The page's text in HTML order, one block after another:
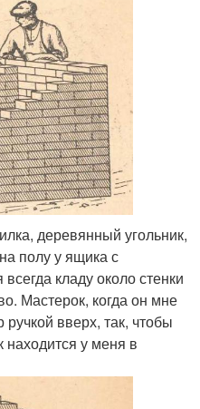
деревянный угольник,
полу у ящика с
кладу около стенки
Мастерок, когда он мне
вверх, так, чтобы
находится у меня в